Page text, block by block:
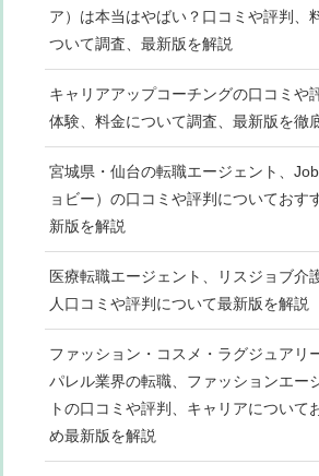
ア）は本当はやばい？口コミや評判、
ついて調査、最新版を解説
キャリアアップコーチングの口コミや
体験、料金について調査、最新版を徹
宮城県・仙台の転職エージェント、
ョビー）の口コミや評判についておす
新版を解説
医療転職エージェント、リスジョブ介
人口コミや評判について最新版を解説
ファッション・コスメ・ラグジュアリ
パレル業界の転職、ファッションエー
トの口コミや評判、キャリアについて
め最新版を解説